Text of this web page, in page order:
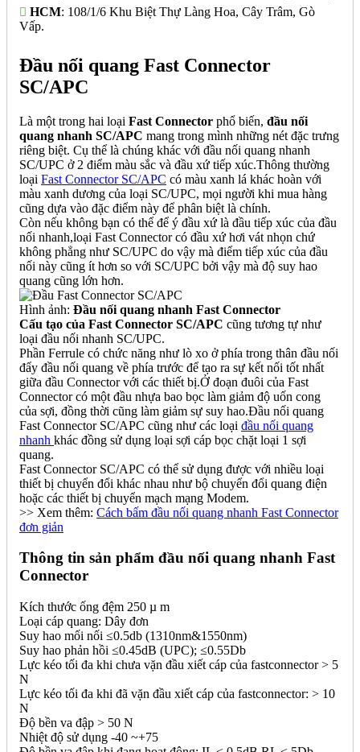
HCM: 108/1/6 Khu Biệt Thự Làng Hoa, Cây Trâm, Gò
Vấp.
Đầu nối quang Fast Connector
SC/APC
Là một trong hai loại Fast Connector phổ biến, đầu nối
quang nhanh SC/APC mang trong mình những nét đặc trưng
riêng biệt. Cụ thể là chúng khác với đầu nối quang nhanh
SC/UPC ở 2 điểm màu sắc và đầu xứ tiếp xúc.Thông thường
loại Fast Connector SC/APC có màu xanh lá khác hoàn với
màu xanh dương của loại SC/UPC, mọi người khi mua hàng
cũng dựa vào đặc điểm này để phân biệt là chính.
Còn nếu không bạn có thể để ý đầu xứ là đầu tiếp xúc của đầu
nối nhanh,loại Fast Connector có đầu xứ hơi vát nhọn chứ
không phẳng như SC/UPC do vậy mà điểm tiếp xúc của đầu
nối này cũng ít hơn so với SC/UPC bởi vậy mà độ suy hao
quang cũng lớn hơn.
Hình ảnh: Đầu nối quang nhanh Fast Connector
Cấu tạo của Fast Connector SC/APC cũng tương tự như
loại đầu nối nhanh SC/UPC.
Phần Ferrule có chức năng như lò xo ở phía trong thân đầu nối
đẩy đầu nối quang về phía trước để tạo ra sự kết nối tốt nhất
giữa đầu Connector với các thiết bị.Ở đoạn đuôi của Fast
Connector có một đầu nhựa bao bọc làm giảm độ uốn cong
của sợi, đồng thời cũng làm giảm sự suy hao.Đầu nối quang
Fast Connector SC/APC cũng như các loại đầu nối quang
nhanh khác đồng sử dụng loại sợi cáp bọc chặt loại 1 sợi
quang.
Fast Connector SC/APC có thể sử dụng được với nhiều loại
thiết bị chuyển đổi khác nhau như bộ chuyển đổi quang điện
hoặc các thiết bị chuyển mạch mạng Modem.
>> Xem thêm: Cách bấm đầu nối quang nhanh Fast Connector
đơn giản
Thông tin sản phẩm đầu nối quang nhanh Fast
Connector
Kích thước ống đệm 250 µ m
Loại cáp quang: Dây đơn
Suy hao mối nối ≤0.5db (1310nm&1550nm)
Suy hao phản hồi ≤0.45dB (UPC); ≤0.55Db
Lực kéo tối đa khi chưa vặn đầu xiết cáp của fastconnector > 5
N
Lực kéo tối đa khi đã vặn đầu xiết cáp của fastconnector: > 10
N
Độ bền va đập > 50 N
Nhiệt độ sử dụng -40 ~+75